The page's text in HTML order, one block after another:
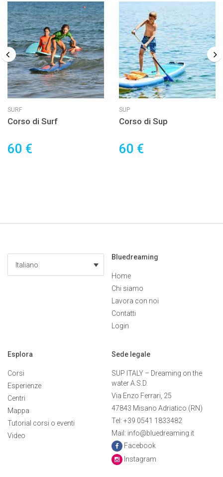
SURF
Corso di Surf
60 €
SUP
Corso di Sup
60 €
Italiano
Bluedreaming
Home
Chi siamo
Lavora con noi
Contatti
Login
Esplora
Corsi
Esperienze
Centri
Mappa
Tutorial corsi o eventi
Video
Sede legale
SUP ITALY – Dreaming on the
water A.S.D.
Via Enzo Ferrari, 25
47843 Misano Adriatico (RN)
Tel: +39 0541 1833482
Mail: info@bluedreaming.it
Facebook
Instagram